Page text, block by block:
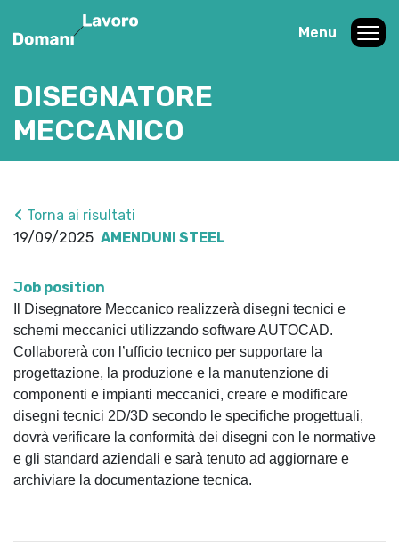
Menu
DISEGNATORE
MECCANICO
Torna ai risultati
19/09/2025 AMENDUNI STEEL
Job position
Il Disegnatore Meccanico realizzerà disegni tecnici e
schemi meccanici utilizzando software AUTOCAD.
Collaborerà con l’ufficio tecnico per supportare la
progettazione, la produzione e la manutenzione di
componenti e impianti meccanici, creare e modificare
disegni tecnici 2D/3D secondo le specifiche progettuali,
dovrà verificare la conformità dei disegni con le normative
e gli standard aziendali e sarà tenuto ad aggiornare e
archiviare la documentazione tecnica.